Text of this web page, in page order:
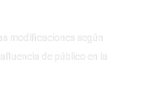
modificaciones según
de público en la